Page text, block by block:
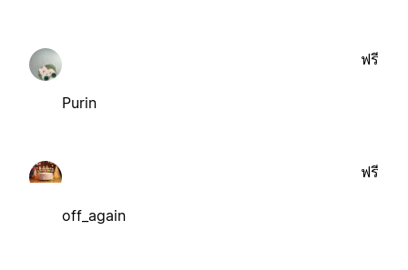
Purin
ฟรี
off_again
ฟรี